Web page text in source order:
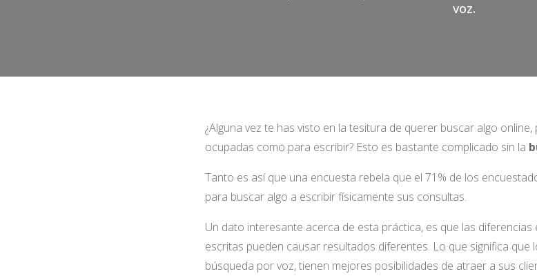
voz.
¿Alguna vez te has visto en la tesitura de querer buscar algo
ocupadas como para escribir? Esto es bastante complicado sin la
Tanto es así que una encuesta rebela que el 71% de los
para buscar algo a escribir físicamente sus consultas.
Un dato interesante acerca de esta práctica, es que las diferencias
escritas pueden causar resultados diferentes. Lo que significa que
búsqueda por voz, tienen mejores posibilidades de atraer a sus